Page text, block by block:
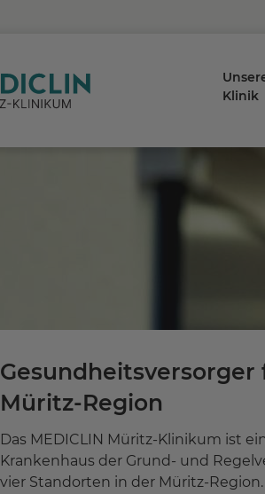
Klinik
Unsere offenen Stellen